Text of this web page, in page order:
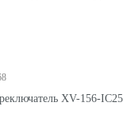
XV-156-